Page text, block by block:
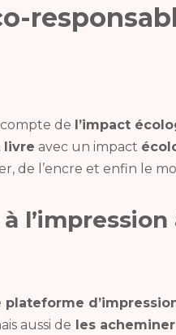
de l’impact
livre avec un impact
de l’encre et enfin le
l’impression
aussi de les